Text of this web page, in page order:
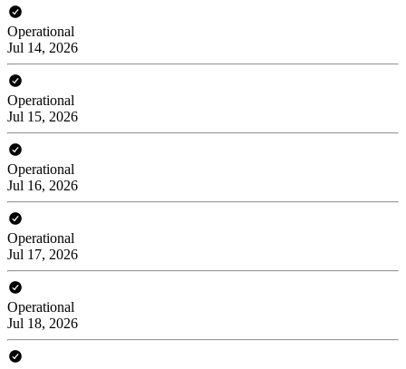
Operational
Jul 14, 2026
Operational
Jul 15, 2026
Operational
Jul 16, 2026
Operational
Jul 17, 2026
Operational
Jul 18, 2026